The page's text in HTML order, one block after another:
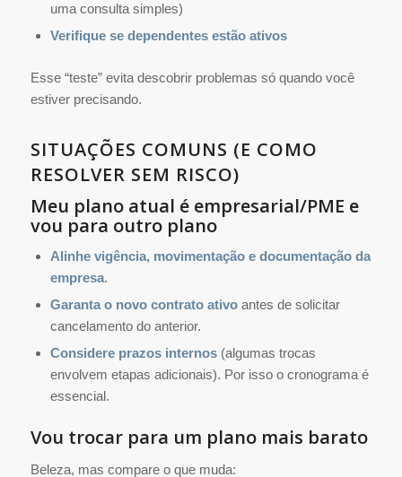
uma consulta simples)
Verifique se dependentes estão ativos
Esse “teste” evita descobrir problemas só quando você
estiver precisando.
SITUAÇÕES COMUNS (E COMO
RESOLVER SEM RISCO)
Meu plano atual é empresarial/PME e
vou para outro plano
Alinhe vigência, movimentação e documentação da
empresa.
Garanta o novo contrato ativoantes de solicitar
cancelamento do anterior.
Considere prazos internos(algumas trocas
envolvem etapas adicionais). Por isso o cronograma é
essencial.
Vou trocar para um plano mais barato
Beleza, mas compare o que muda: